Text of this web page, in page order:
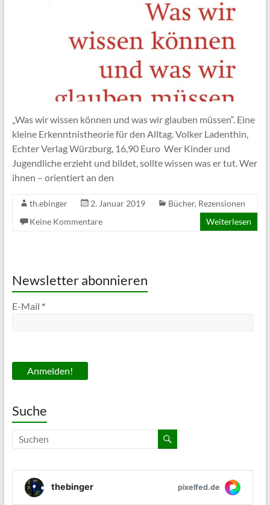
„Was wir wissen können und was wir glauben müssen“. Eine
kleine Erkenntnistheorie für den Alltag. Volker Ladenthin,
Echter Verlag Würzburg, 16,90 Euro Wer Kinder und
Jugendliche erzieht und bildet, sollte wissen was er tut. Wer
ihnen – orientiert an den
th.ebinger 2. Januar 2019 Bücher, Rezensionen
Keine Kommentare
Weiterlesen
Newsletter abonnieren
E-Mail *
Suche